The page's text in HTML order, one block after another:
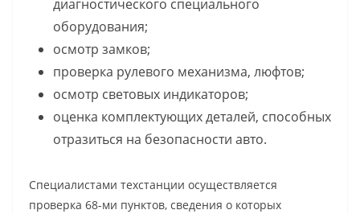
диагностического специального
оборудования;
осмотр замков;
проверка рулевого механизма, люфтов;
осмотр световых индикаторов;
оценка комплектующих деталей, способных
отразиться на безопасности авто.
Специалистами техстанции осуществляется
проверка 68-ми пунктов, сведения о которых